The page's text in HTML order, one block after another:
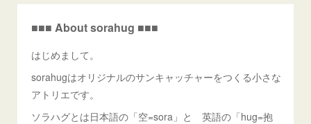
■■■ About sorahug ■■■
はじめまして。
sorahugはオリジナルのサンキャッチャーをつくる小さな
アトリエです。
ソラハグとは日本語の「空=sora」と 英語の「hug=抱